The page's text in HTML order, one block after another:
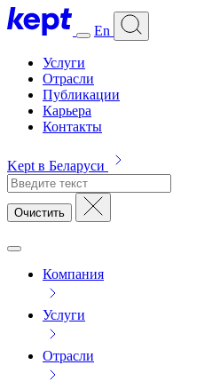
En
Услуги
Отрасли
Публикации
Карьера
Контакты
Kept в Беларуси
Очистить
Компания
Услуги
Отрасли